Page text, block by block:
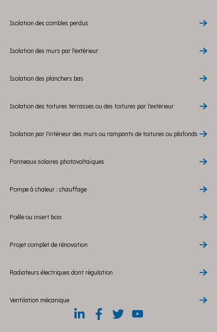
Isolation des combles perdus
Isolation des murs par l'extérieur
Isolation des planchers bas
Isolation des toitures terrasses ou des toitures par l'extérieur
Isolation par l'intérieur des murs ou rampants de toitures ou plafonds
Panneaux solaires photovoltaïques
Pompe à chaleur : chauffage
Poêle ou insert bois
Projet complet de rénovation
Radiateurs électriques dont régulation
Ventilation mécanique